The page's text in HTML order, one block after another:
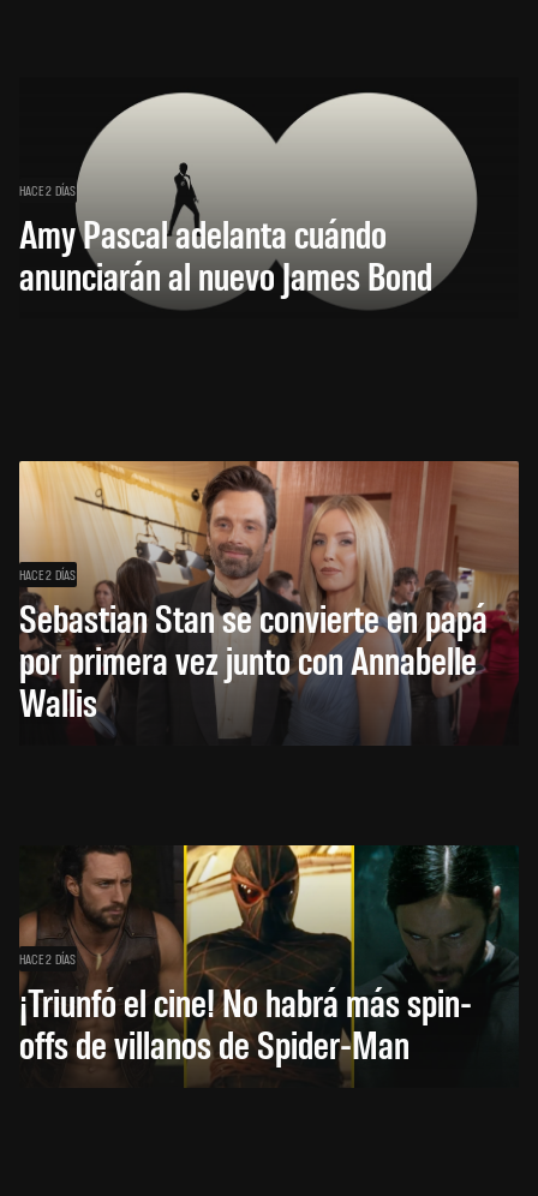
HACE 2 DÍAS
Amy Pascal adelanta cuándo
anunciarán al nuevo James Bond
HACE 2 DÍAS
Sebastian Stan se convierte en papá
por primera vez junto con Annabelle
Wallis
HACE 2 DÍAS
¡Triunfó el cine! No habrá más spin-
offs de villanos de Spider-Man